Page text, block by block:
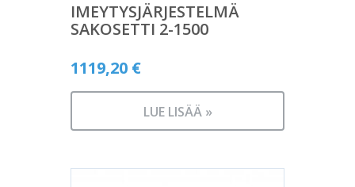
IMEYTYSJÄRJESTELMÄ
SAKOSETTI 2-1500
1119,20 €
LUE LISÄÄ »